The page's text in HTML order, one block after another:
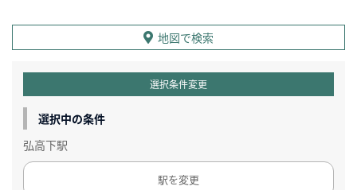
地図で検索
選択条件変更
選択中の条件
弘高下駅
駅を変更